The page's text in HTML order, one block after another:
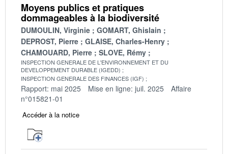
Moyens publics et pratiques
dommageables à la biodiversité
DUMOULIN, Virginie
GOMART, Ghislain
DEPROST, Pierre
GLAISE, Charles-Henry
CHAMOUARD, Pierre
SLOVE, Rémy
INSPECTION GENERALE DE L'ENVIRONNEMENT ET DU
DEVELOPPEMENT DURABLE (IGEDD)
INSPECTION GENERALE DES FINANCES (IGF)
Rapport: mai 2025 Mise en ligne: juil. 2025
Affaire
n°015821-01
Accéder à la notice